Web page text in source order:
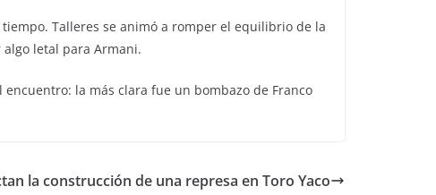
Talleres se animó a romper el equilibrio de la
letal para Armani.
la más clara fue un bombazo de Franco
la construcción de una represa en Toro Yaco